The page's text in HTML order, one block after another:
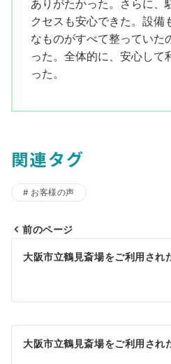
ありがたかった。さらに、
クセスも安心できた。設備
なものがすべて整っていた
った。全体的に、安心して
った。
関連タグ
お客様の声
投
ナ
ビ
ゲ
前のページ
大阪市立鶴見斎場をご利用され
大阪市立鶴見斎場をご利用され